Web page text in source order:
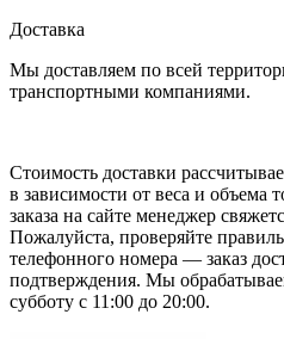
Доставка
Мы доставляем по всей
транспортными компаниями.
Стоимость доставки
в зависимости от веса и объема
заказа на сайте менеджер
Пожалуйста, проверяйте
телефонного номера — заказ
подтверждения. Мы
субботу с 11:00 до 20:00.